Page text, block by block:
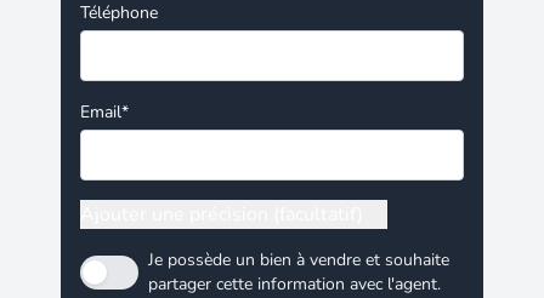
Téléphone
Email*
Je possède un bien à vendre et souhaite
partager cette information avec l'agent.